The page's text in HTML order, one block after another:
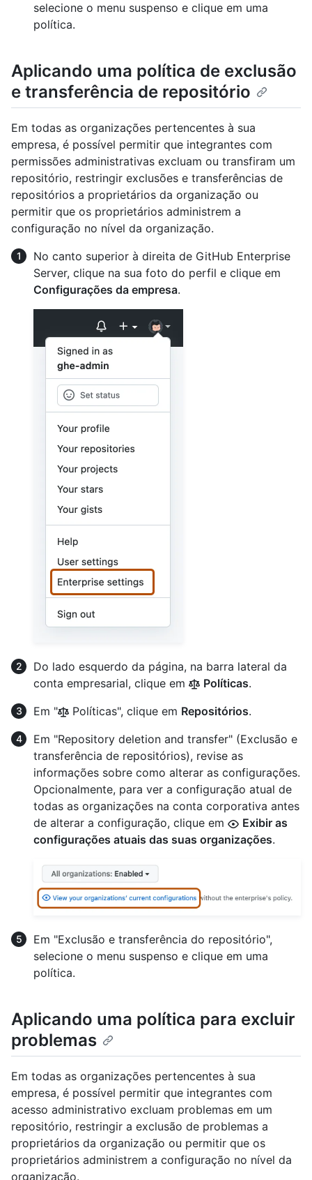
selecione o menu suspenso e clique em uma
política.
Aplicando uma política de exclusão
e transferência de repositório
Em todas as organizações pertencentes à sua
empresa, é possível permitir que integrantes com
permissões administrativas excluam ou transfiram um
repositório, restringir exclusões e transferências de
repositórios a proprietários da organização ou
permitir que os proprietários administrem a
configuração no nível da organização.
No canto superior à direita de GitHub Enterprise
Server, clique na sua foto do perfil e clique em
Configurações da empresa.
Do lado esquerdo da página, na barra lateral da
conta empresarial, clique em
Políticas.
Em "
Políticas", clique em Repositórios.
Em "Repository deletion and transfer" (Exclusão e
transferência de repositórios), revise as
informações sobre como alterar as configurações.
Opcionalmente, para ver a configuração atual de
todas as organizações na conta corporativa antes
de alterar a configuração, clique em
Exibir as
configurações atuais das suas organizações.
Em "Exclusão e transferência do repositório",
selecione o menu suspenso e clique em uma
política.
Aplicando uma política para excluir
problemas
Em todas as organizações pertencentes à sua
empresa, é possível permitir que integrantes com
acesso administrativo excluam problemas em um
repositório, restringir a exclusão de problemas a
proprietários da organização ou permitir que os
proprietários administrem a configuração no nível da
organização.